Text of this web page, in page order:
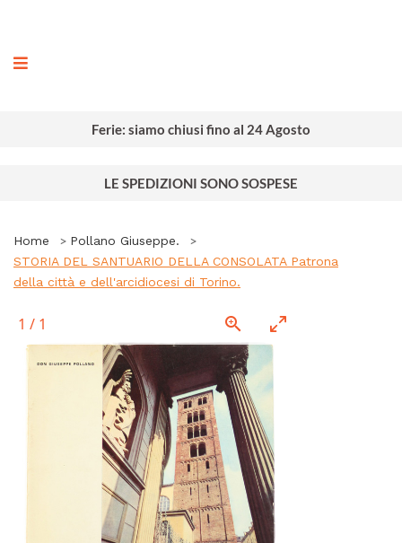
Ferie: siamo chiusi fino al 24 Agosto
LE SPEDIZIONI SONO SOSPESE
Home
Pollano Giuseppe.
STORIA DEL SANTUARIO DELLA CONSOLATA Patrona
della città e dell'arcidiocesi di Torino.
1 / 1